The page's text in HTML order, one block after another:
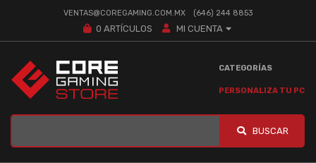
VENTAS@COREGAMING.COM.MX (646) 244 8853
0 ARTÍCULOS MI CUENTA
CATEGORÍAS
PERSONALIZA TU PC
BUSCAR